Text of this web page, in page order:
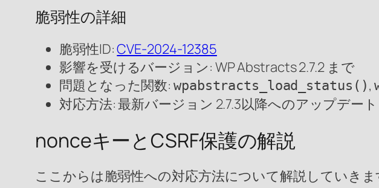
脆弱性の詳細
脆弱性ID:CVE-2024-12385
影響を受けるバージョン: WP Abstracts 2.7.2 まで
問題となった関数: wpabstracts_load_status() ,
対応方法: 最新バージョン 2.7.3以降へのアップデート
nonceキーとCSRF保護の解説
ここからは脆弱性への対応方法について解説していきま